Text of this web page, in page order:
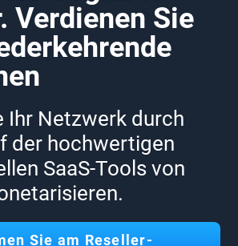
Verdienen Sie
Ihr Netzwerk durch
der hochwertigen
SaaS-Tools von
Sie am Reseller-